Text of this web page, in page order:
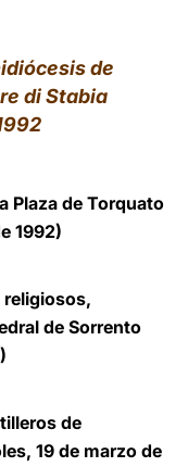
de
di Stabia
Plaza de Torquato
1992)
de Sorrento
de
19 de marzo de